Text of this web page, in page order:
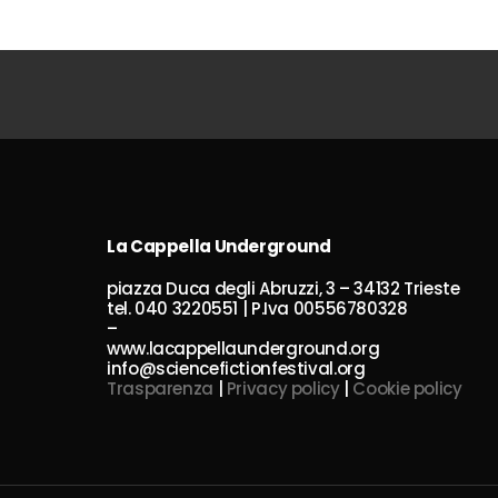
La Cappella Underground
piazza Duca degli Abruzzi, 3 – 34132 Trieste
tel. 040 3220551 | P.Iva 00556780328
–
www.lacappellaunderground.org
info@sciencefictionfestival.org
Trasparenza | Privacy policy| Cookie policy